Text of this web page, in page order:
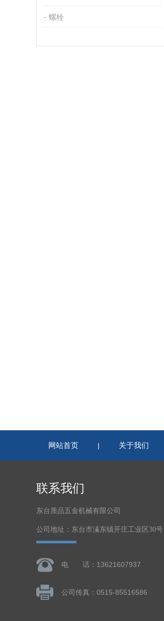
螺栓
网站首页 | 关于我们
联系我们
东台质品五金机械有限公司
公司地址：东台市溱东镇开庄工业区30
电 话：13621607937
公司传真：0515-85516586